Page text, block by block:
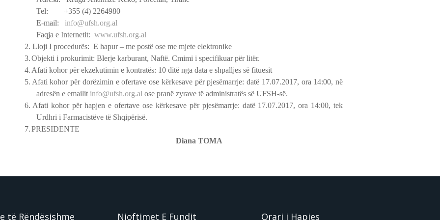
Tel: +355 (4) 2264980
E-mail: info@ufsh.org.al
Faqja e Internetit: www.ufsh.org.al
2. Lloji I procedurës: E hapur – me postë ose me mjete elektronike
3.Objekti i prokurimit: Blerje karburant, Naftë. Cmimi i specifikuar për litër.
4. Afati kohor për ekzekutimin e kontratës: 10 ditë nga data e shpalljes së fituesit
5. Afati kohor për dorëzimin e ofertave ose kërkesave për pjesëmarrje: datë 17.07.2017, ora 14:00, në
adresën e emailit info@ufsh.org.al ose pranë zyrave të administratës së UFSH-së.
6. Afati kohor për hapjen e ofertave ose kërkesave për pjesëmarrje: datë 17.07.2017, ora 14:00, tek
Urdhri i Farmacistëve të Shqipërisë.
7.PRESIDENTE
Diana TOMA
të Rëndësishme Njoftimet E Fundit Orari i Hapjes